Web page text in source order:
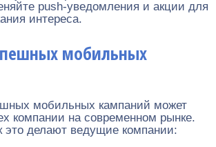
push-уведомления и акции для
интереса.
мобильных
мобильных кампаний может
компании на современном рынке.
это делают ведущие компании: